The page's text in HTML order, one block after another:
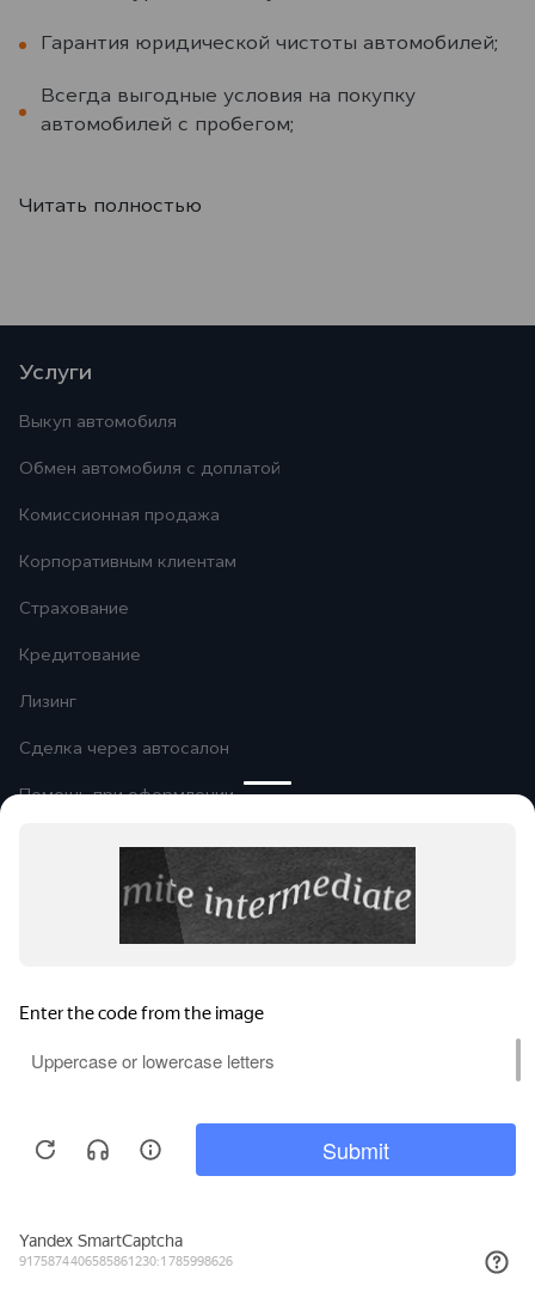
Гарантия юридической чистоты автомобилей;
Всегда выгодные условия на покупку
автомобилей с пробегом;
Читать полностью
Автомобили в продаже
Покупайте онлайн
Оплата и возврат
Сообщить об ошибке
Услуги
Выкуп автомобиля
Обмен автомобиля с доплатой
Комиссионная продажа
Корпоративным клиентам
Страхование
Кредитование
Лизинг
Сделка через автосалон
Помощь при оформлении